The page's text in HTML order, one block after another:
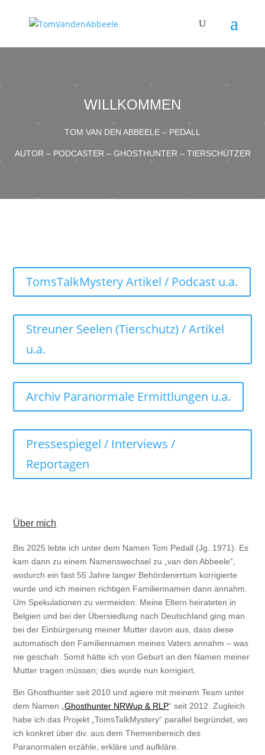
WILLKOMMEN
TOM VAN DEN ABBEELE – PEDALL
AUTOR – PODCASTER – GHOSTHUNTER – TIERSCHÜTZER
TomsTalkMystery Artikel / Podcast u.a.
Streuner Seelen (Tierschutz) / Artikel
u.a.
Archiv Paranormale Ermittlungen u.a.
Pressespiegel / Interviews /
Reportagen
Über mich
Bis 2025 lebte ich unter dem Namen Tom Pedall (Jg. 1971). Es
kam dann zu einem Namenswechsel zu „van den Abbeele“,
wodurch ein fast 55 Jahre langer Behördenirrtum korrigierte
wurde und ich meinen richtigen Familiennamen dann annahm.
Um Spekulationen zu vermeiden: Meine Eltern heirateten in
Belgien und bei der Übersiedlung nach Deutschland ging man
bei der Einbürgerung meiner Mutter davon aus, dass diese
automatisch den Familiennamen meines Vaters annahm – was
nie geschah. Somit hätte ich von Geburt an den Namen meiner
Mutter tragen müssen; dies wurde nun korrigiert.
Bin Ghosthunter seit 2010 und agiere mit meinem Team unter
dem Namen „Ghosthunter NRWup & RLP“ seit 2012. Zugleich
habe ich das Projekt „TomsTalkMystery“ parallel begründet, wo
ich konkret über div. aus dem Themenbereich des
Paranormalen erzähle, erkläre und aufkläre.